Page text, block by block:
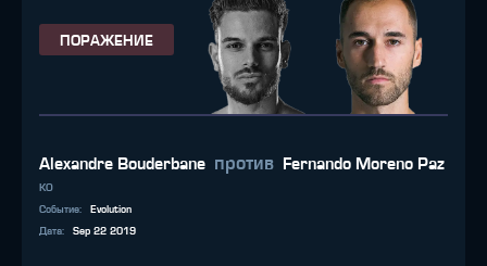
ПОРАЖЕНИЕ
Alexandre Bouderbane против Fernando Moreno Paz
KO
Событие:
Evolution
Дата: Sep 22 2019